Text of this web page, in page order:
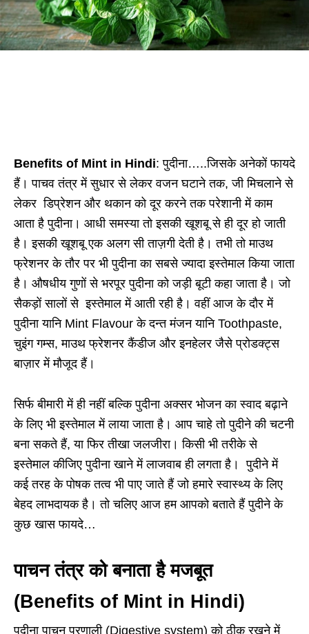
Benefits of Mint in Hindi: पुदीना…..जिसके अनेकों फायदे
हैं। पाचव तंत्र में सुधार से लेकर वजन घटाने तक, जी मिचलाने से
लेकर डिप्रेशन और थकान को दूर करने तक परेशानी में काम
आता है पुदीना। आधी समस्या तो इसकी खूशबू से ही दूर हो जाती
है। इसकी खूशबू एक अलग सी ताज़गी देती है। तभी तो माउथ
फ्रेशनर के तौर पर भी पुदीना का सबसे ज्यादा इस्तेमाल किया जाता
है। औषधीय गुणों से भरपूर पुदीना को जड़ी बूटी कहा जाता है। जो
सैकड़ों सालों से इस्तेमाल में आती रही है। वहीं आज के दौर में
पुदीना यानि Mint Flavour के दन्त मंजन यानि Toothpaste,
चुइंग गम्स, माउथ फ्रेशनर कैंडीज और इनहेलर जैसे प्रोडक्ट्स
बाज़ार में मौजूद हैं।
सिर्फ बीमारी में ही नहीं बल्कि पुदीना अक्सर भोजन का स्वाद बढ़ाने
के लिए भी इस्तेमाल में लाया जाता है। आप चाहे तो पुदीने की चटनी
बना सकते हैं, या फिर तीखा जलजीरा। किसी भी तरीके से
इस्तेमाल कीजिए पुदीना खाने में लाजवाब ही लगता है। पुदीने में
कई तरह के पोषक तत्व भी पाए जाते हैं जो हमारे स्वास्थ्य के लिए
बेहद लाभदायक है। तो चलिए आज हम आपको बताते हैं पुदीने के
कुछ खास फायदे…
पाचन तंत्र को बनाता है मजबूत
(Benefits of Mint in Hindi)
पुदीना पाचन प्रणाली (Digestive system) को ठीक रखने में